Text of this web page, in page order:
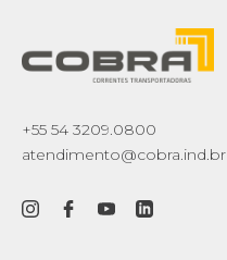
+55 54 3209.0800
atendimento@cobra.ind.br